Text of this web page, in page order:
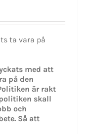
med att
på den
är rakt
skall
och
Så att